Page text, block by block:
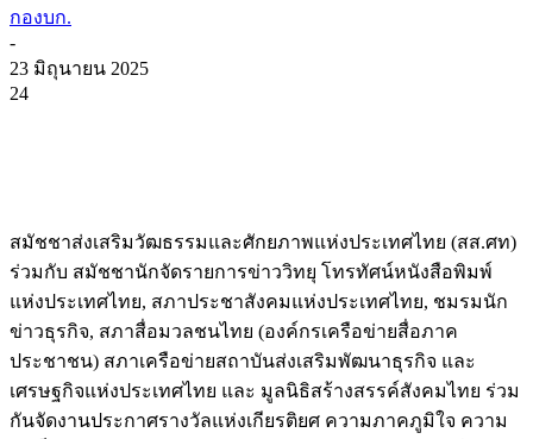
กองบก.
-
23 มิถุนายน 2025
24
สมัชชาส่งเสริมวัฒธรรมและศักยภาพแห่งประเทศไทย (สส.ศท)
ร่วมกับ สมัชชานักจัดรายการข่าววิทยุ โทรทัศน์หนังสือพิมพ์
แห่งประเทศไทย, สภาประชาสังคมแห่งประเทศไทย, ชมรมนัก
ข่าวธุรกิจ, สภาสื่อมวลชนไทย (องค์กรเครือข่ายสื่อภาค
ประชาชน) สภาเครือข่ายสถาบันส่งเสริมพัฒนาธุรกิจ และ
เศรษฐกิจแห่งประเทศไทย และ มูลนิธิสร้างสรรค์สังคมไทย ร่วม
กันจัดงานประกาศรางวัลแห่งเกียรติยศ ความภาคภูมิใจ ความ